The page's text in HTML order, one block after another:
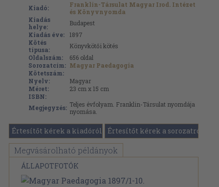
Kiadó:
Franklin-Társulat Magyar Irod. Intézet
és Könyvnyomda
Kiadás
helye:
Budapest
Kiadás éve:
1897
Kötés
típusa:
Könyvkötői kötés
Oldalszám:
656 oldal
Sorozatcím: Magyar Paedagogia
Kötetszám:
Nyelv:
Magyar
Méret:
23 cm x 15 cm
ISBN:
Megjegyzés: Teljes évfolyam. Franklin-Társulat nyomdája
nyomása.
Értesítőt kérek a kiadóról Értesítőt kérek a sorozatról
Megvásárolható példányok
ÁLLAPOTFOTÓK